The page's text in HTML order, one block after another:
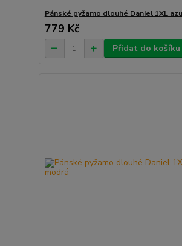
Pánské pyžamo dlouhé Daniel 1XL
779 Kč
Přidat do košíku